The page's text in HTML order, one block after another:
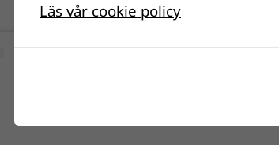
Läs vår cookie policy